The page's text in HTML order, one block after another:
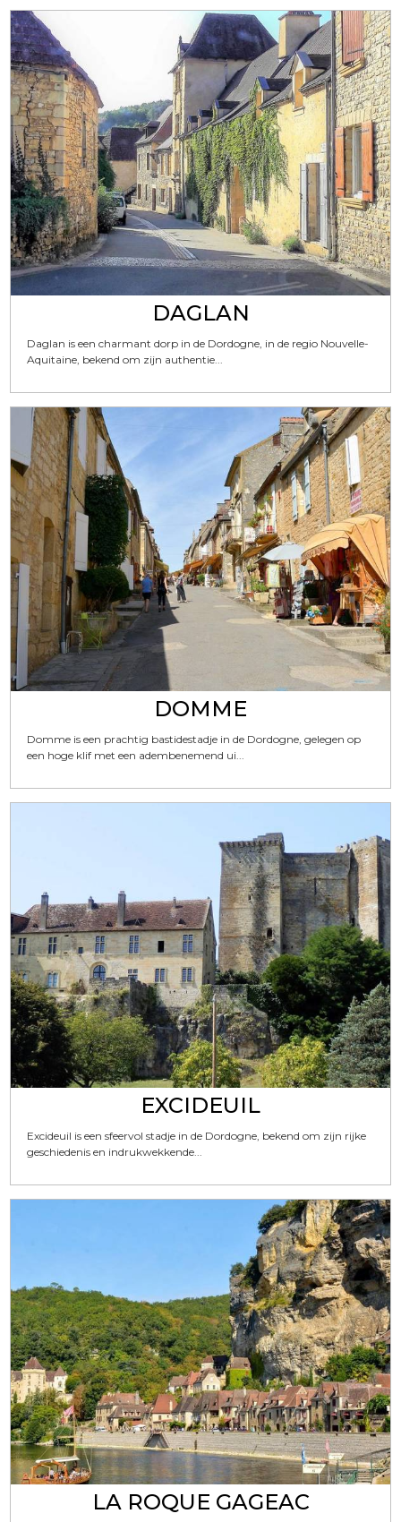
DAGLAN
Daglan is een charmant dorp in de Dordogne, in de regio Nouvelle-
Aquitaine, bekend om zijn authentie...
DOMME
Domme is een prachtig bastidestadje in de Dordogne, gelegen op
een hoge klif met een adembenemend ui...
EXCIDEUIL
Excideuil is een sfeervol stadje in de Dordogne, bekend om zijn rijke
geschiedenis en indrukwekkende...
LA ROQUE GAGEAC